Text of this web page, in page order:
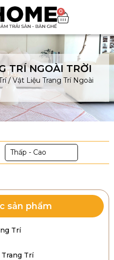
0
TRÍ NGOÀI TRỜI
/Vật Liệu Trang Trí Ngoài
sản phẩm
Trí
Trang Trí
Thấp - Cao